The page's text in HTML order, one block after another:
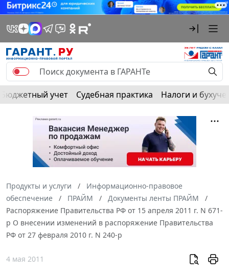
Бюджетный учет Судебная практика Налоги и
Продукты и услуги
Информационно-правовое
обеспечение
ПРАЙМ
Документы ленты ПРАЙМ
Распоряжение Правительства РФ от 15 апреля 2011 г. N 671-
р О внесении изменений в распоряжение Правительства
РФ от 27 февраля 2010 г. N 240-р
4 мая 2011